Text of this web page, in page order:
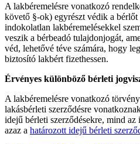
A lakbéremelésre vonatkozó
követő §-ok) egyrészt védik a bérlőt
indokolatlan lakbéremelésekkel
veszik a bérbeadó tulajdonjogát,
véd, lehetővé téve számára, hogy
biztosító lakbért fizethessen.
Érvényes különböző bérleti
A lakbéremelésre vonatkozó
lakásbérleti szerződésre
idejű bérleti szerződésekre, mind az
azaz a határozott idejű bérleti